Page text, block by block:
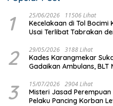
1 25/06/2026 11506 Lihat
Kecelakaan di Tol Bocimi
Usai Terlibat Tabrakan
2 29/05/2026 3188 Lihat
Kades Karangmekar
Gadaikan Ambulans,
3 15/07/2026 2904 Lihat
Misteri Jasad
Pelaku Pancing Korban